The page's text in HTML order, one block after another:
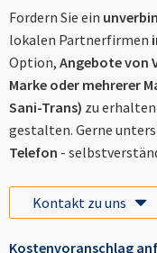
Fordern Sie ein
lokalen Partnerfirmen
Option, Angebote von
Marke oder mehrerer
Sani-Trans) zu
gestalten. Gerne
Telefon -
Kontakt zu uns
Kostenvoranschlag